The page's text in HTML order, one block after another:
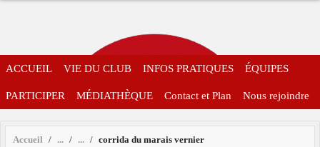
ACCUEIL VIE DU CLUB INFOS PRATIQUES ÉQUIPES
PARTICIPER MÉDIATHÈQUE Contact et Plan Nous rejoindre
Accueil corrida du marais vernier